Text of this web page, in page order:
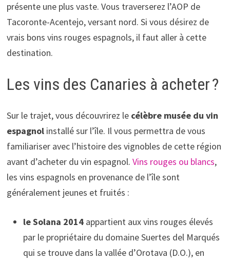
présente une plus vaste. Vous traverserez l’AOP de
Tacoronte-Acentejo, versant nord. Si vous désirez de
vrais bons vins rouges espagnols, il faut aller à cette
destination.
Les vins des Canaries à acheter ?
Sur le trajet, vous découvrirez le célèbre musée du vin
espagnolinstallé sur l’île. Il vous permettra de vous
familiariser avec l’histoire des vignobles de cette région
avant d’acheter du vin espagnol. Vins rouges ou blancs,
les vins espagnols en provenance de l’île sont
généralement jeunes et fruités :
le Solana 2014 appartient aux vins rouges élevés
par le propriétaire du domaine Suertes del Marqués
qui se trouve dans la vallée d’Orotava (D.O.), en